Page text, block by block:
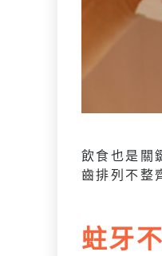
飲食也是關
齒排列不整
蛀牙